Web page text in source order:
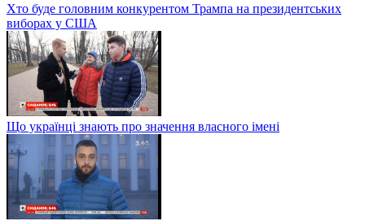
Хто буде головним конкурентом Трампа на президентських
виборах у США
Що українці знають про значення власного імені